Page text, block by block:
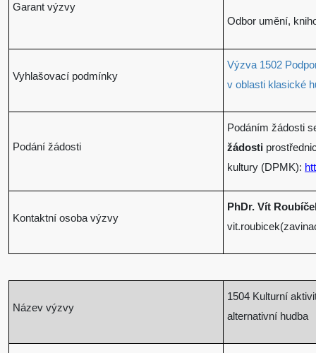
Garant výzvy
Odbor umění,
Vyhlašovací podmínky
Výzva 1502
v oblasti klasické
Podání žádosti
Podáním žádosti
žádosti
kultury (DPMK):
Kontaktní osoba výzvy
PhDr. Vít
Název výzvy
1504 Kulturní
alternativní hudba